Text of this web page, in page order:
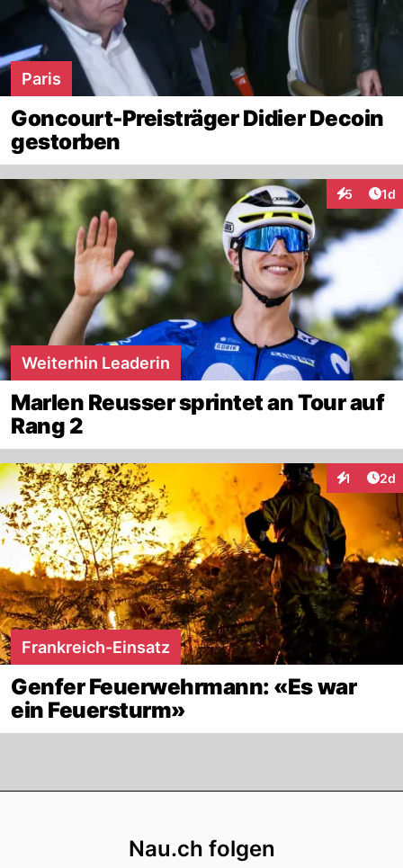
Paris
Goncourt-Preisträger Didier Decoin
gestorben
5 1d
Weiterhin Leaderin
Marlen Reusser sprintet an Tour auf
Rang 2
1 2d
Frankreich-Einsatz
Genfer Feuerwehrmann: «Es war
ein Feuersturm»
Nau.ch folgen